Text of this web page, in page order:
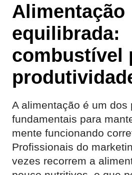
Alimentação
equilibrada:
combustível
A alimentação é um dos
fundamentais para
mente funcionando
Profissionais do
vezes recorrem a